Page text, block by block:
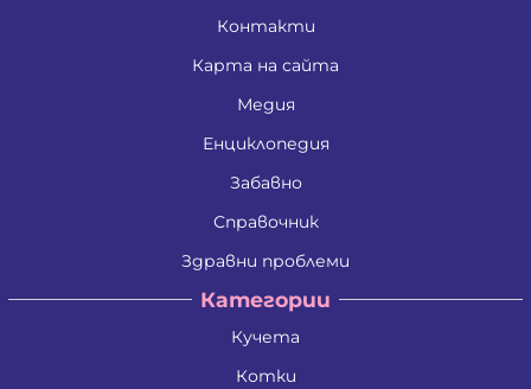
Контакти
Карта на сайта
Медия
Енциклопедия
Забавно
Справочник
Здравни проблеми
Категории
Кучета
Котки